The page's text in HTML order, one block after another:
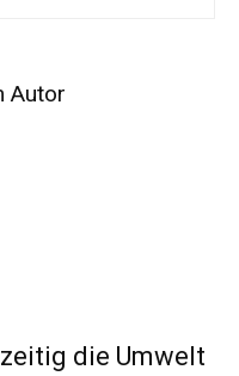
Autor
die Umwelt